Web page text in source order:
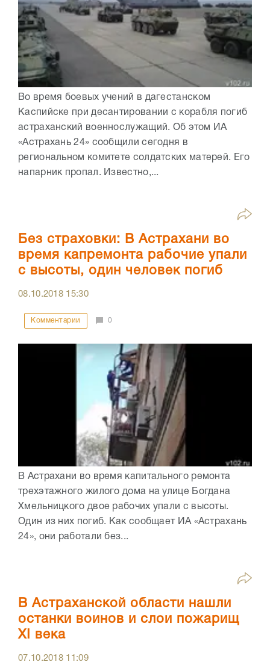
Во время боевых учений в дагестанском
Каспийске при десантировании с корабля погиб
астраханский военнослужащий. Об этом ИА
«Астрахань 24» сообщили сегодня в
региональном комитете солдатских матерей. Его
напарник пропал. Известно,...
Без страховки: В Астрахани во
время капремонта рабочие упали
с высоты, один человек погиб
08.10.2018 15:30
Комментарии 0
В Астрахани во время капитального ремонта
трехэтажного жилого дома на улице Богдана
Хмельницкого двое рабочих упали с высоты.
Один из них погиб. Как сообщает ИА «Астрахань
24», они работали без...
В Астраханской области нашли
останки воинов и слои пожарищ
XI века
07.10.2018 11:09